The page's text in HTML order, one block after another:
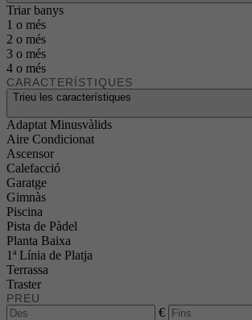
Triar banys
1 o més
2 o més
3 o més
4 o més
CARACTERÍSTIQUES
Trieu les característiques
Adaptat Minusvàlids
Aire Condicionat
Ascensor
Calefacció
Garatge
Gimnàs
Piscina
Pista de Pàdel
Planta Baixa
1ª Línia de Platja
Terrassa
Traster
PREU
€